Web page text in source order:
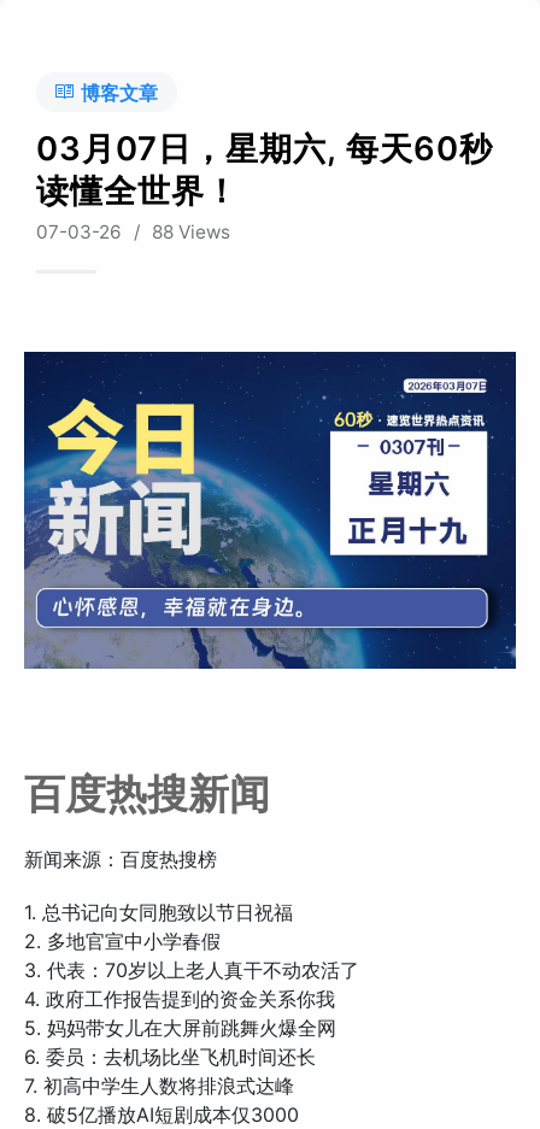
博客文章
03月07日，星期六, 每天60秒
读懂全世界！
07-03-26 / 88 Views
百度热搜新闻
新闻来源：百度热搜榜
1. 总书记向女同胞致以节日祝福
2. 多地官宣中小学春假
3. 代表：70岁以上老人真干不动农活了
4. 政府工作报告提到的资金关系你我
5. 妈妈带女儿在大屏前跳舞火爆全网
6. 委员：去机场比坐飞机时间还长
7. 初高中学生人数将排浪式达峰
8. 破5亿播放AI短剧成本仅3000